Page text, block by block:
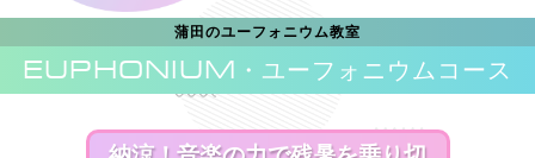
蒲田のユーフォニウム教室
EUPHONIUM ・ユーフォニウムコース